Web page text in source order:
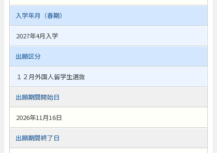
入学年月（春期）
2027年4月入学
出願区分
１２月外国人留学生選抜
出願期間開始日
2026年11月16日
出願期間終了日